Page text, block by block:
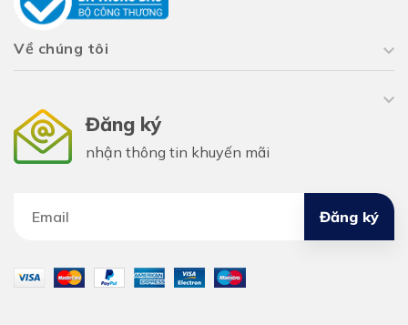
Về chúng tôi
Đăng ký
nhận thông tin khuyến mãi
Đăng ký